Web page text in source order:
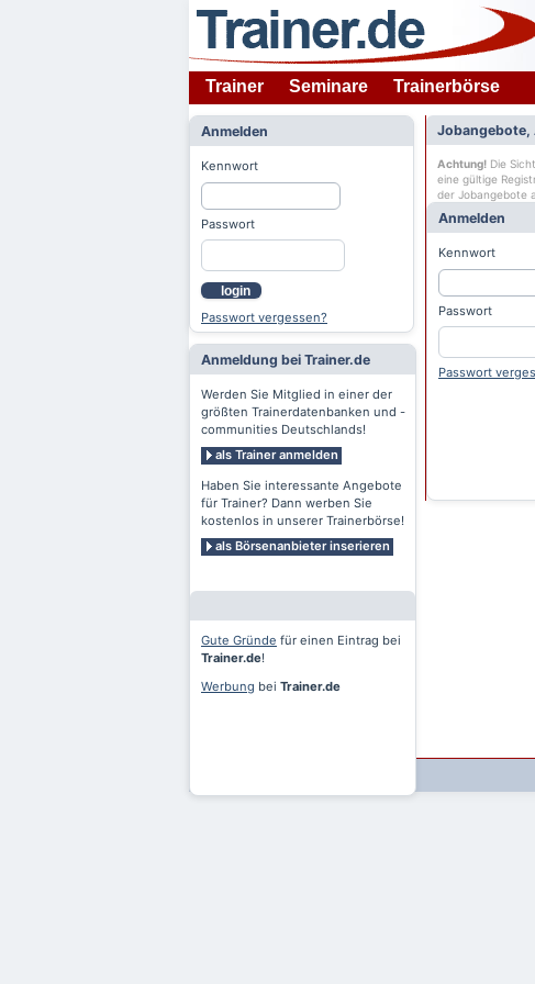
Trainer Seminare Trainerbörse
Anmelden
Kennwort
Passwort
login
Passwort vergessen?
Anmeldung bei Trainer.de
Werden Sie Mitglied in einer der
größten Trainerdatenbanken und -
communities Deutschlands!
als Trainer anmelden
Haben Sie interessante Angebote
für Trainer? Dann werben Sie
kostenlos in unserer Trainerbörse!
als Börsenanbieter inserieren
Gute Gründe für einen Eintrag bei
Trainer.de!
Werbung bei Trainer.de
Jobangebote,
Achtung! Die
eine gültige
der Jobangebote
Anmelden
Kennwort
Passwort
Passwort